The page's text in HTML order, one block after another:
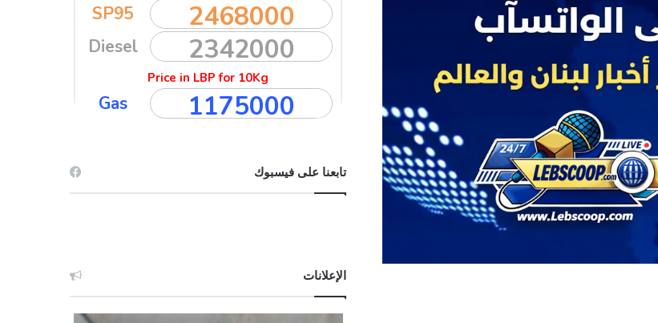
تابعنا على فيسبوك
الإعلانات